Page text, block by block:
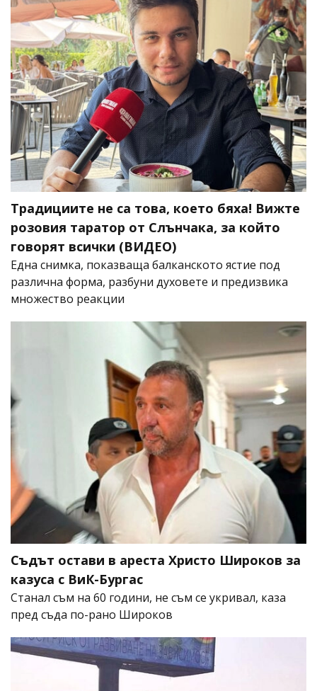
Традициите не са това, което бяха! Вижте
розовия таратор от Слънчака, за който
говорят всички (ВИДЕО)
Една снимка, показваща балканското ястие под
различна форма, разбуни духовете и предизвика
множество реакции
Съдът остави в ареста Христо Широков за
казуса с ВиК-Бургас
Станал съм на 60 години, не съм се укривал, каза
пред съда по-рано Широков